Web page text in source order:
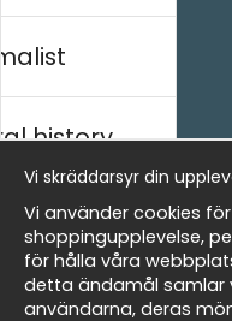
Kontakta oss
- Returer och
- Leverans - enkelt,
Om cookies
Mina favoriter
Newsletter
history
Vi skräddarsyr din
Vi använder cookies
shoppingupplevelse,
för hålla våra
detta ändamål samlar
användarna, deras